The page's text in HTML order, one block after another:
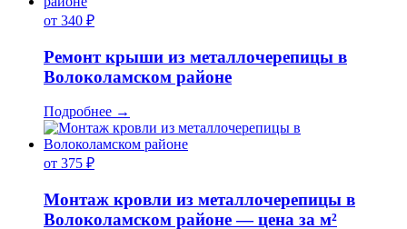
от 340 ₽
Ремонт крыши из металлочерепицы в
Волоколамском районе
Подробнее →
от 375 ₽
Монтаж кровли из металлочерепицы в
Волоколамском районе — цена за м²